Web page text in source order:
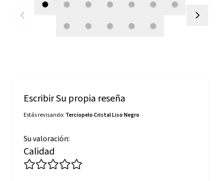
Escribir Su propia reseña
Estás revisando: Terciopelo Cristal Liso Negro
Su valoración:
Calidad